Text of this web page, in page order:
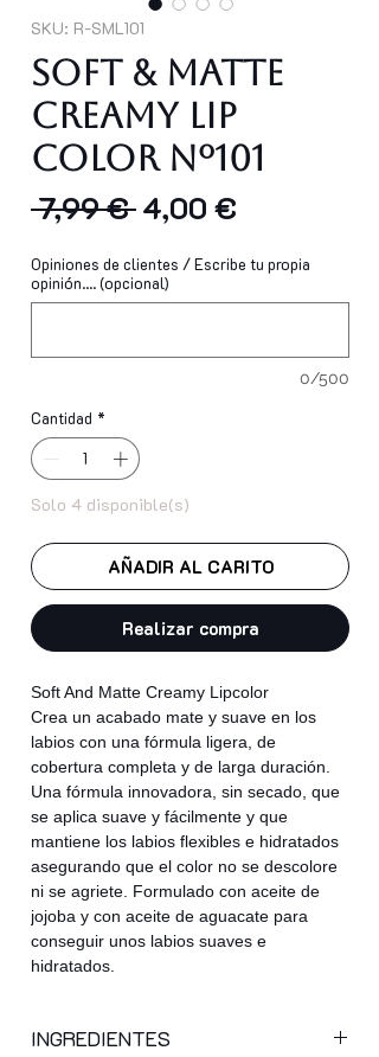
SKU: R-SML101
Soft & Matte
Creamy Lip
Color Nº101
7,99 € Precio
4,00 €
oferta
Opiniones de clientes / Escribe tu propia
opinión.... (opcional)
0/500
Cantidad *
Solo 4 disponible(s)
AÑADIR AL CARITO
Realizar compra
Soft And Matte Creamy Lipcolor
Crea un acabado mate y suave en los
labios con una fórmula ligera, de
cobertura completa y de larga duración.
Una fórmula innovadora, sin secado, que
se aplica suave y fácilmente y que
mantiene los labios flexibles e hidratados
asegurando que el color no se descolore
ni se agriete. Formulado con aceite de
jojoba y con aceite de aguacate para
conseguir unos labios suaves e
hidratados.
INGREDIENTES